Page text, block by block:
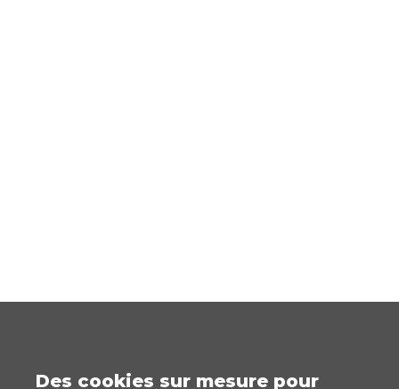
Des cookies sur mesure pour